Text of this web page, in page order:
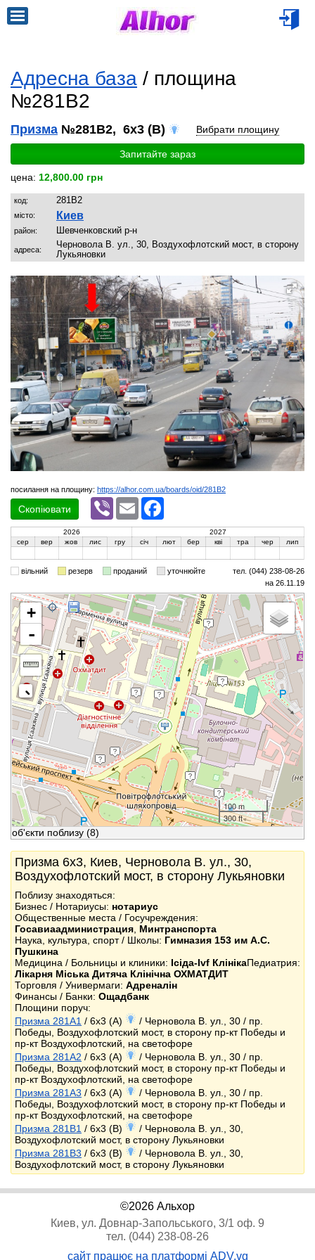
Адресна база / площина
№281B2
Призма №281B2, 6x3 (B) Вибрати площину
Запитайте зараз
цена: 12,800.00 грн
код: 281B2
місто: Киев
район: Шевченковский р-н
адреса:
Черновола В. ул., 30, Воздухофлотский мост, в сторону
Лукьяновки
посилання на площину: https://alhor.com.ua/boards/oid/281B2
Скопіювати
Viber Email
2026
2027
сер
вер жов лис гру січ лют бер кві тра чер лип
вільний резерв проданий уточнюйте
тел. (044) 238-08-26
на 26.11.19
+
-
100 m
300 ft
об'єкти поблизу (8)
Призма 6x3, Киев, Черновола В. ул., 30,
Воздухофлотский мост, в сторону Лукьяновки
Поблизу знаходяться:
Бизнес / Нотариусы: нотариус
Общественные места / Госучреждения:
Госавиаадминистрация Минтранспорта
Наука, культура, спорт / Школы: Гимназия 153 им А.С.
Пушкина
Медицина / Больницы и клиники: Ісіда-Ivf КлінікаПедиатрия:
Лікарня Міська Дитяча Клінічна ОХМАТДИТ
Торговля / Универмаги: Адреналін
Финансы / Банки: Ощадбанк
Площини поруч:
Призма 281A1 / 6x3 (A)
/ Черновола В. ул., 30 / пр.
Победы, Воздухофлотский мост, в сторону пр-кт Победы и
пр-кт Воздухофлотский, на светофоре
Призма 281A2 / 6x3 (A)
/ Черновола В. ул., 30 / пр.
Победы, Воздухофлотский мост, в сторону пр-кт Победы и
пр-кт Воздухофлотский, на светофоре
Призма 281A3 / 6x3 (A)
/ Черновола В. ул., 30 / пр.
Победы, Воздухофлотский мост, в сторону пр-кт Победы и
пр-кт Воздухофлотский, на светофоре
Призма 281B1 / 6x3 (B)
/ Черновола В. ул., 30,
Воздухофлотский мост, в сторону Лукьяновки
Призма 281B3 / 6x3 (B)
/ Черновола В. ул., 30,
Воздухофлотский мост, в сторону Лукьяновки
©2026 Альхор
Киев, ул. Довнар-Запольського, 3/1 оф. 9
тел. (044) 238-08-26
сайт працює на платформі ADV.vg